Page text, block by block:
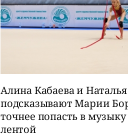
Алина Кабаева и
подсказывают Марии
точнее попасть в
лентой